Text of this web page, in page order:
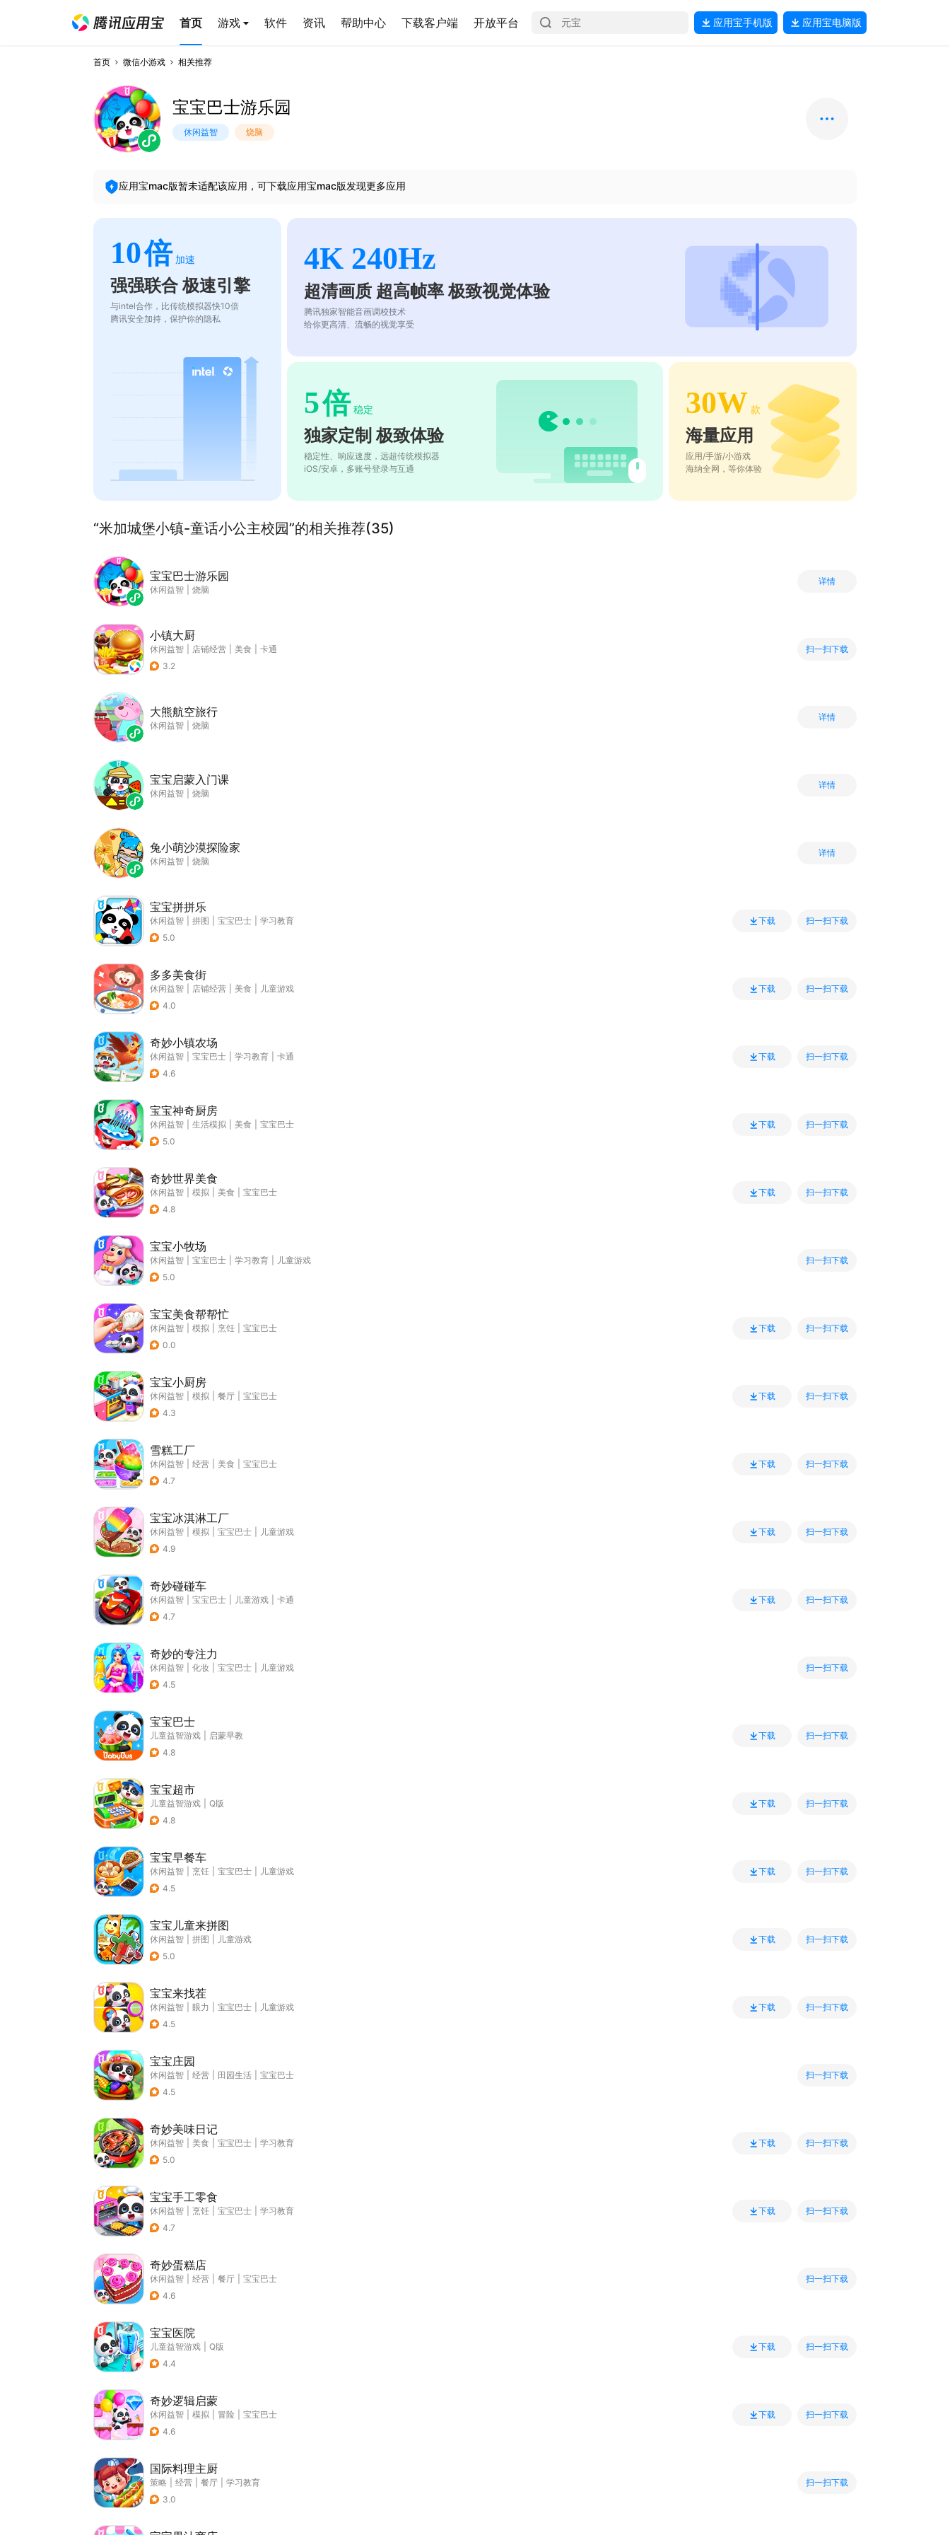
首页 游戏 软件 资讯 帮助中心 下载客户端 开放平台 应用宝手机版 应用宝电脑版
首页 微信小游戏 相关推荐
宝宝巴士游乐园
休闲益智 烧脑
应用宝mac版暂未适配该应用，可下载应用宝mac版发现更多应用
10倍 加速
强强联合 极速引擎
与intel合作，比传统模拟器快10倍
腾讯安全加持，保护你的隐私
4K 240Hz
超清画质 超高帧率 极致视觉体验
腾讯独家智能音画调校技术
给你更高清、流畅的视觉享受
5倍 稳定
独家定制 极致体验
稳定性、响应速度，远超传统模拟器
iOS/安卓，多账号登录与互通
30W 款
海量应用
应用/手游/小游戏
海纳全网，等你体验
“米加城堡小镇-童话小公主校园”的相关推荐(35)
宝宝巴士游乐园
休闲益智 烧脑
详情
小镇大厨
休闲益智 店铺经营 美食
卡通
3.2
扫一扫下载
大熊航空旅行
休闲益智 烧脑
详情
宝宝启蒙入门课
休闲益智 烧脑
详情
兔小萌沙漠探险家
休闲益智 烧脑
详情
宝宝拼拼乐
休闲益智 拼图 宝宝巴士
学习教育
5.0
下载 扫一扫下载
多多美食街
休闲益智 店铺经营 美食
儿童游戏
4.0
下载 扫一扫下载
奇妙小镇农场
休闲益智 宝宝巴士 学习教育
卡通
4.6
下载 扫一扫下载
宝宝神奇厨房
休闲益智 生活模拟 美食
宝宝巴士
5.0
下载 扫一扫下载
奇妙世界美食
休闲益智 模拟 美食
宝宝巴士
4.8
下载 扫一扫下载
宝宝小牧场
休闲益智 宝宝巴士 学习教育
儿童游戏
5.0
扫一扫下载
宝宝美食帮帮忙
休闲益智 模拟 烹饪
宝宝巴士
0.0
下载 扫一扫下载
宝宝小厨房
休闲益智 模拟 餐厅
宝宝巴士
4.3
下载 扫一扫下载
雪糕工厂
休闲益智 经营 美食
宝宝巴士
4.7
下载 扫一扫下载
宝宝冰淇淋工厂
休闲益智 模拟 宝宝巴士
儿童游戏
4.9
下载 扫一扫下载
奇妙碰碰车
休闲益智 宝宝巴士 儿童游戏
卡通
4.7
下载 扫一扫下载
奇妙的专注力
休闲益智 化妆 宝宝巴士
儿童游戏
4.5
扫一扫下载
宝宝巴士
儿童益智游戏
启蒙早教
4.8
下载 扫一扫下载
宝宝超市
儿童益智游戏
Q版
4.8
下载 扫一扫下载
宝宝早餐车
休闲益智 烹饪 宝宝巴士
儿童游戏
4.5
下载 扫一扫下载
宝宝儿童来拼图
休闲益智 拼图
儿童游戏
5.0
下载 扫一扫下载
宝宝来找茬
休闲益智 眼力 宝宝巴士
儿童游戏
4.5
下载 扫一扫下载
宝宝庄园
休闲益智 经营 田园生活
宝宝巴士
4.5
扫一扫下载
奇妙美味日记
休闲益智 美食 宝宝巴士
学习教育
5.0
下载 扫一扫下载
宝宝手工零食
休闲益智 烹饪 宝宝巴士
学习教育
4.7
下载 扫一扫下载
奇妙蛋糕店
休闲益智 经营 餐厅
宝宝巴士
4.6
扫一扫下载
宝宝医院
儿童益智游戏
Q版
4.4
下载 扫一扫下载
奇妙逻辑启蒙
休闲益智 模拟 冒险
宝宝巴士
4.6
下载 扫一扫下载
国际料理主厨
策略 经营 餐厅
学习教育
3.0
扫一扫下载